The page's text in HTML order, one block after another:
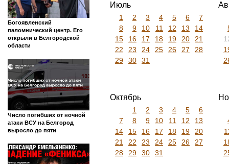
Богоявленский
паломнический центр. Его
открыли в Белгородской
области
Число погибших от ночной
атаки ВСУ на Белгород
выросло до пяти
Июль
1 2 3 4 5 6
7
8
9 10 11 12 13
14
15
16 17 18 19 20
21
22
23 24 25 26 27
28
29
30 31
Октябрь
1 2 3 4 5
6
7
8 9 10 11 12
13
14
15 16 17 18 19
20
21
22 23 24 25 26
27
28
29 30 31